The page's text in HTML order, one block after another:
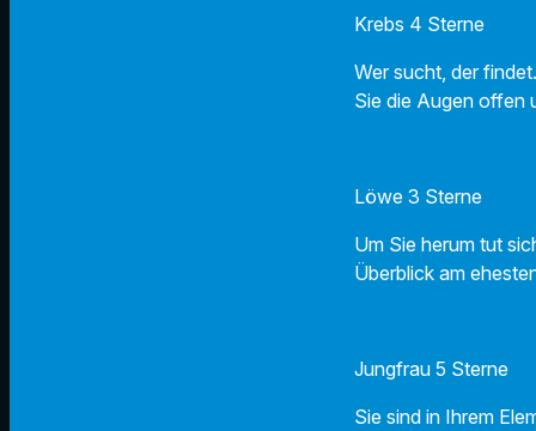
Krebs 4 Sterne
Wer sucht, der
Sie die Augen offen
Löwe 3 Sterne
Um Sie herum tut
Überblick am
Jungfrau 5 Sterne
Sie sind in Ihrem